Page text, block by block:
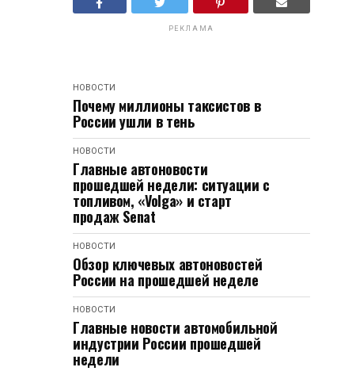
РЕКЛАМА
НОВОСТИ
Почему миллионы таксистов в
России ушли в тень
НОВОСТИ
Главные автоновости
прошедшей недели: ситуации с
топливом, «Volga» и старт
продаж Senat
НОВОСТИ
Обзор ключевых автоновостей
России на прошедшей неделе
НОВОСТИ
Главные новости автомобильной
индустрии России прошедшей
недели